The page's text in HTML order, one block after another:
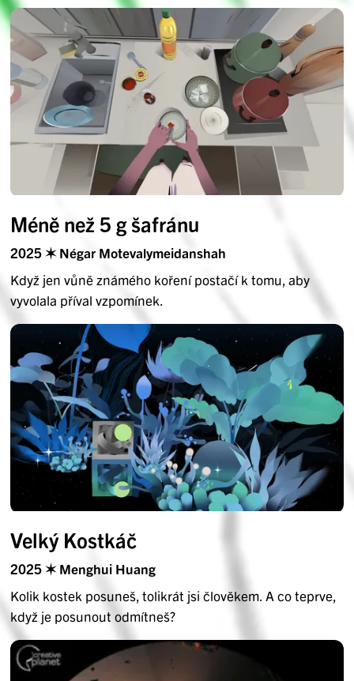
Méně než 5 g šafránu
2025 ✶ Négar Motevalymeidanshah
Když jen vůně známého koření postačí k tomu, aby
vyvolala příval vzpomínek.
Velký Kostkáč
2025 ✶ Menghui Huang
Kolik kostek posuneš, tolikrát jsi člověkem. A co teprve,
když je posunout odmítneš?